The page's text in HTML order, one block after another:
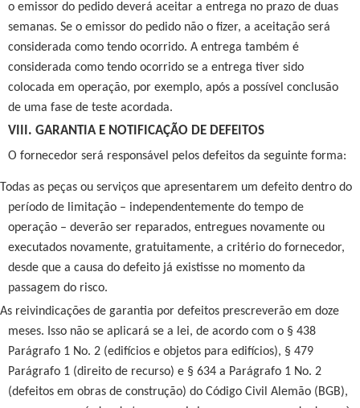
o emissor do pedido deverá aceitar a entrega no prazo de duas
semanas. Se o emissor do pedido não o fizer, a aceitação será
considerada como tendo ocorrido. A entrega também é
considerada como tendo ocorrido se a entrega tiver sido
colocada em operação, por exemplo, após a possível conclusão
de uma fase de teste acordada.
VIII. GARANTIA E NOTIFICAÇÃO DE DEFEITOS
O fornecedor será responsável pelos defeitos da seguinte forma:
Todas as peças ou serviços que apresentarem um defeito dentro do
período de limitação – independentemente do tempo de
operação – deverão ser reparados, entregues novamente ou
executados novamente, gratuitamente, a critério do fornecedor,
desde que a causa do defeito já existisse no momento da
passagem do risco.
As reivindicações de garantia por defeitos prescreverão em doze
meses. Isso não se aplicará se a lei, de acordo com o § 438
Parágrafo 1 No. 2 (edifícios e objetos para edifícios), § 479
Parágrafo 1 (direito de recurso) e § 634 a Parágrafo 1 No. 2
(defeitos em obras de construção) do Código Civil Alemão (BGB),